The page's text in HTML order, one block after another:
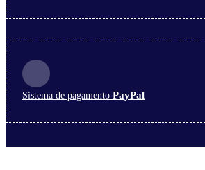
Sistema de pagamento PayPal